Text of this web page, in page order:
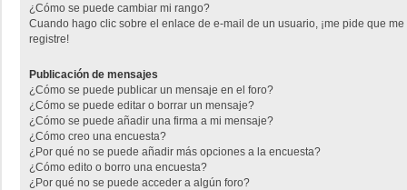
¿Cómo se puede cambiar mi rango?
Cuando hago clic sobre el enlace de e-mail de un usuario, ¡me pide que me
registre!
Publicación de mensajes
¿Cómo se puede publicar un mensaje en el foro?
¿Cómo se puede editar o borrar un mensaje?
¿Cómo se puede añadir una firma a mi mensaje?
¿Cómo creo una encuesta?
¿Por qué no se puede añadir más opciones a la encuesta?
¿Cómo edito o borro una encuesta?
¿Por qué no se puede acceder a algún foro?